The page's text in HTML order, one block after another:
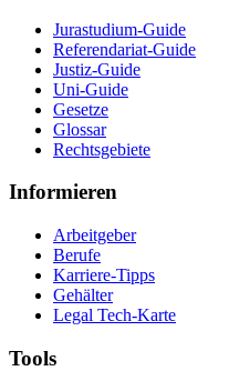
Jurastudium-Guide
Referendariat-Guide
Justiz-Guide
Uni-Guide
Gesetze
Glossar
Rechtsgebiete
Informieren
Arbeitgeber
Berufe
Karriere-Tipps
Gehälter
Legal Tech-Karte
Tools